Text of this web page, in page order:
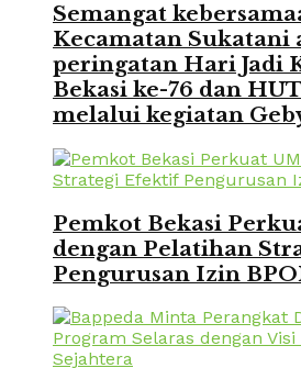
Semangat
Kecamatan Sukatani
peringatan Hari Jadi
Bekasi ke-76 dan
melalui kegiatan
Pemkot Bekasi
dengan Pelatihan
Pengurusan Izin